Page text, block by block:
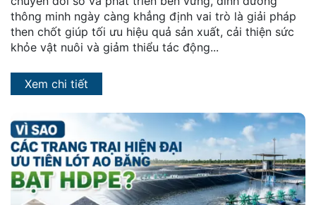
thông minh ngày càng khẳng định vai trò là giải pháp
then chốt giúp tối ưu hiệu quả sản xuất, cải thiện sức
khỏe vật nuôi và giảm thiểu tác động...
Xem chi tiết